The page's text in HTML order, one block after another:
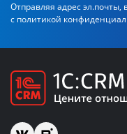
Отправляя адрес эл.почты,
с политикой